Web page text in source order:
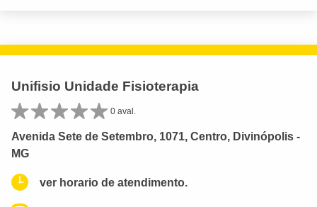
Unifisio Unidade Fisioterapia
0 aval.
Avenida Sete de Setembro, 1071, Centro, Divinópolis -
MG
ver horario de atendimento.